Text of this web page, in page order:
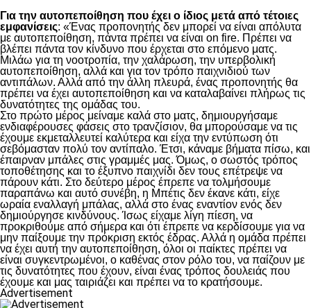
Για την αυτοπεποίθηση που έχει ο ίδιος μετά από τέτοιες
εμφανίσεις: «Ένας προπονητής δεν μπορεί να είναι απόλυτα
με αυτοπεποίθηση, πάντα πρέπει να είναι on fire. Πρέπει να
βλέπει πάντα τον κίνδυνο που έρχεται στο επόμενο ματς.
Μιλάω για τη νοοτροπία, την χαλάρωση, την υπερβολική
αυτοπεποίθηση, αλλά και για τον τρόπο παιχνιδιού των
αντιπάλων. Αλλά από την άλλη πλευρά, ένας προπονητής θα
πρέπει να έχει αυτοπεποίθηση και να καταλαβαίνει πλήρως τις
δυνατότητες της ομάδας του.
Στο πρώτο μέρος μείναμε καλά στο ματς, δημιουργήσαμε
ενδιαφέρουσες φάσεις στο τρανζίσιον, θα μπορούσαμε να τις
έχουμε εκμεταλλευτεί καλύτερα και είχα την εντύπωση ότι
σεβόμασταν πολύ τον αντίπαλο. Έτσι, κάναμε βήματα πίσω, και
έπαιρναν μπάλες στις γραμμές μας. Όμως, ο σωστός τρόπος
τοποθέτησης και το έξυπνο παιχνίδι δεν τους επέτρεψε να
πάρουν κάτι. Στο δεύτερο μέρος έπρεπε να τολμήσουμε
παραπάνω και αυτό συνέβη, η Μπέτις δεν έκανε κάτι, είχε
ωραία εναλλαγή μπάλας, αλλά στο ένας εναντίον ενός δεν
δημιούργησε κινδύνους. Ίσως είχαμε λίγη πίεση, να
προκριθούμε από σήμερα και ότι έπρεπε να κερδίσουμε για να
μην παίξουμε την πρόκριση εκτός έδρας. Αλλά η ομάδα πρέπει
να έχει αυτή την αυτοπεποίθηση, όλοι οι παίκτες πρέπει να
είναι συγκεντρωμένοι, ο καθένας στον ρόλο του, να παίζουν με
τις δυνατότητες που έχουν, είναι ένας τρόπος δουλειάς που
έχουμε και μας ταιριάζει και πρέπει να το κρατήσουμε.
Advertisement